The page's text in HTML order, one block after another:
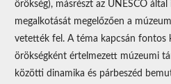
örökség), másrészt az UNESCO
megalkotását megelőzően a
vetették fel. A téma kapcsán fontos
örökségként értelmezett múzeumi
közötti dinamika és párbeszéd